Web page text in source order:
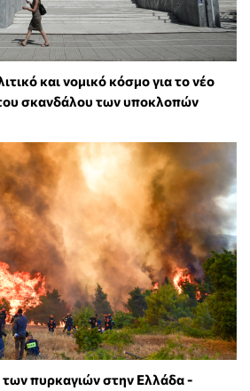
και νομικό κόσμο για το νέο
σκανδάλου των υποκλοπών
των πυρκαγιών στην Ελλάδα -